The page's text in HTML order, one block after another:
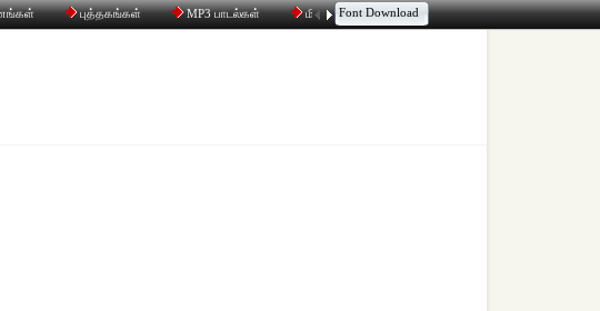
புத்தகங்கள் MP3 பாடல்கள் மின்னஞ்சல் திரட்டி உரையாடல்
Font Download